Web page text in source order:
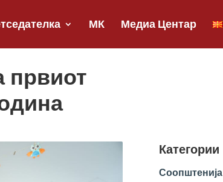
МК Медиа Центар
првиот
Категории
Соопштенија